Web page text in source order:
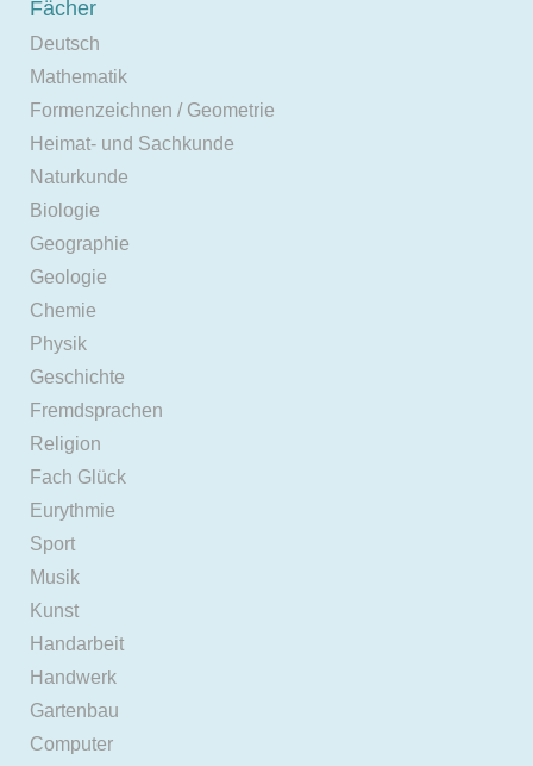
Fächer
Deutsch
Mathematik
Formenzeichnen / Geometrie
Heimat- und Sachkunde
Naturkunde
Biologie
Geographie
Geologie
Chemie
Physik
Geschichte
Fremdsprachen
Religion
Fach Glück
Eurythmie
Sport
Musik
Kunst
Handarbeit
Handwerk
Gartenbau
Computer